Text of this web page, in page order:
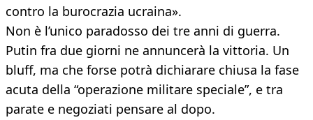
contro la burocrazia ucraina».
Non è l’unico paradosso dei tre anni di guerra.
Putin fra due giorni ne annuncerà la vittoria. Un
bluff, ma che forse potrà dichiarare chiusa la fase
acuta della “operazione militare speciale”, e tra
parate e negoziati pensare al dopo.